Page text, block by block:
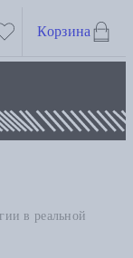
Корзина
в реальной